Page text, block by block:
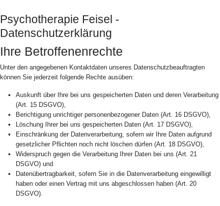
Psychotherapie Feisel -
Datenschutzerklärung
Ihre Betroffenenrechte
Unter den angegebenen Kontaktdaten unseres Datenschutzbeauftragten
können Sie jederzeit folgende Rechte ausüben:
Auskunft über Ihre bei uns gespeicherten Daten und deren Verarbeitung
(Art. 15 DSGVO),
Berichtigung unrichtiger personenbezogener Daten (Art. 16 DSGVO),
Löschung Ihrer bei uns gespeicherten Daten (Art. 17 DSGVO),
Einschränkung der Datenverarbeitung, sofern wir Ihre Daten aufgrund
gesetzlicher Pflichten noch nicht löschen dürfen (Art. 18 DSGVO),
Widerspruch gegen die Verarbeitung Ihrer Daten bei uns (Art. 21
DSGVO) und
Datenübertragbarkeit, sofern Sie in die Datenverarbeitung eingewilligt
haben oder einen Vertrag mit uns abgeschlossen haben (Art. 20
DSGVO).